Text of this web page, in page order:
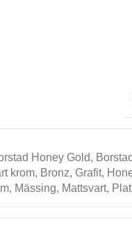
Honey Gold,
krom, Bronz, Grafit,
, Mässing, Mattsvart,